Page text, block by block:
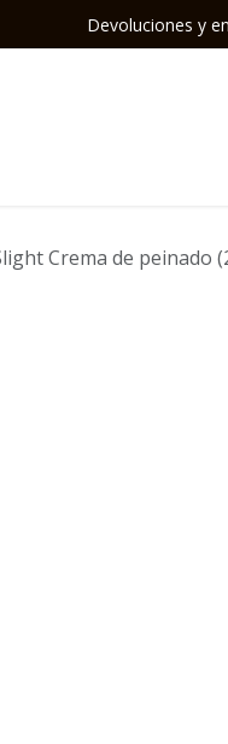
Devoluciones y
Crema de peinado